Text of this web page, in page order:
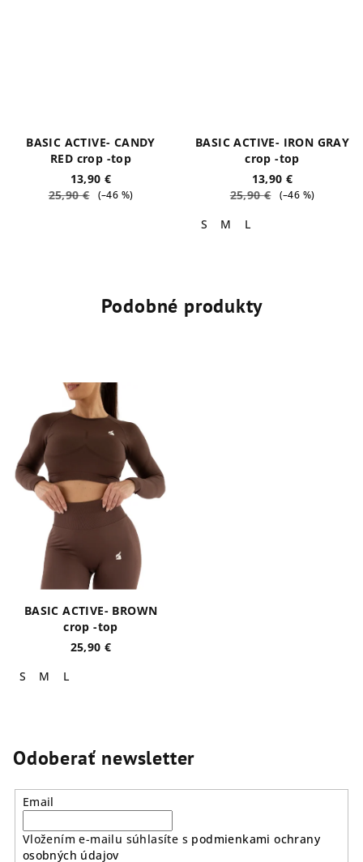
BASIC ACTIVE- CANDY
RED crop -top
13,90 €
25,90 €
(–46 %)
BASIC ACTIVE- IRON GRAY
crop -top
13,90 €
25,90 €
(–46 %)
S M L
Podobné produkty
BASIC ACTIVE- BROWN
crop -top
25,90 €
S
M L
Odoberať newsletter
Email
Vložením e-mailu súhlasíte s podmienkami ochrany
osobných údajov